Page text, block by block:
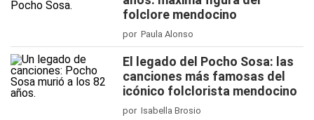
folclore mendocino
por Paula Alonso
El legado del Pocho Sosa: las
canciones más famosas del
icónico folclorista mendocino
por Isabella Brosio